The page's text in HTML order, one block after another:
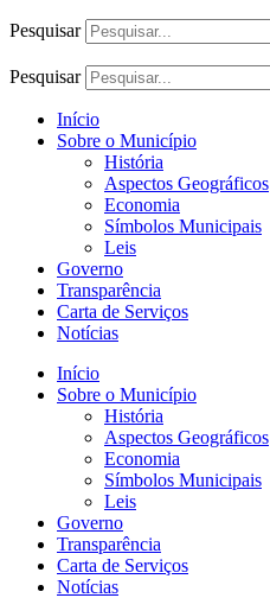
Pesquisar
Pesquisar
Início
Sobre o Município
História
Aspectos Geográficos
Economia
Símbolos Municipais
Leis
Governo
Transparência
Carta de Serviços
Notícias
Início
Sobre o Município
História
Aspectos Geográficos
Economia
Símbolos Municipais
Leis
Governo
Transparência
Carta de Serviços
Notícias